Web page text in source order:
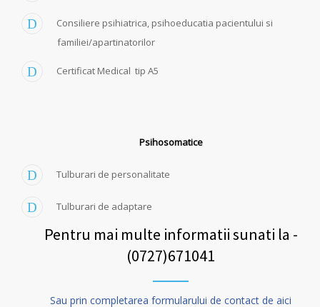
Consiliere psihiatrica, psihoeducatia pacientului si
familiei/apartinatorilor
Certificat Medical tip A5
Psihosomatice
Tulburari de personalitate
Tulburari de adaptare
Pentru mai multe informatii sunati la -
(0727)671041
Sau prin completarea formularului de contact de aici